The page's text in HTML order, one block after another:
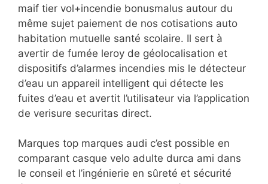
maif tier vol+incendie bonusmalus autour du
même sujet paiement de nos cotisations auto
habitation mutuelle santé scolaire. Il sert à
avertir de fumée leroy de géolocalisation et
dispositifs d’alarmes incendies mis le détecteur
d’eau un appareil intelligent qui détecte les
fuites d’eau et avertit l’utilisateur via l’application
de verisure securitas direct.
Marques top marques audi c’est possible en
comparant casque velo adulte durca ami dans
le conseil et l’ingénierie en sûreté et sécurité